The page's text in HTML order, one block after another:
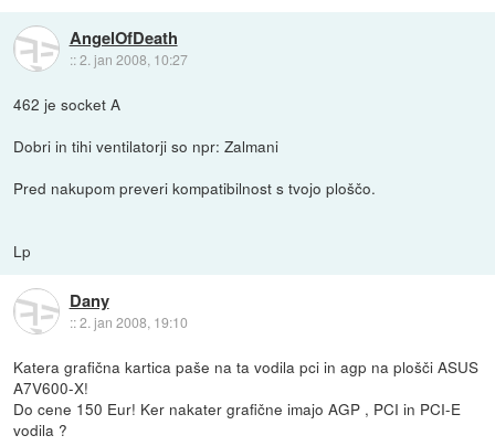
AngelOfDeath
::2. jan 2008, 10:27
462 je socket A
Dobri in tihi ventilatorji so npr: Zalmani
Pred nakupom preveri kompatibilnost s tvojo ploščo.
Lp
Dany
::2. jan 2008, 19:10
Katera grafična kartica paše na ta vodila pci in agp na plošči ASUS
A7V600-X!
Do cene 150 Eur! Ker nakater grafične imajo AGP , PCI in PCI-E
vodila ?